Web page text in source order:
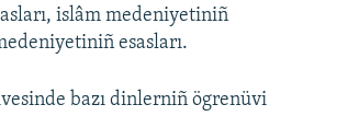
islâm medeniyetiniñ
esasları.
bazı dinlerniñ ögrenüvi